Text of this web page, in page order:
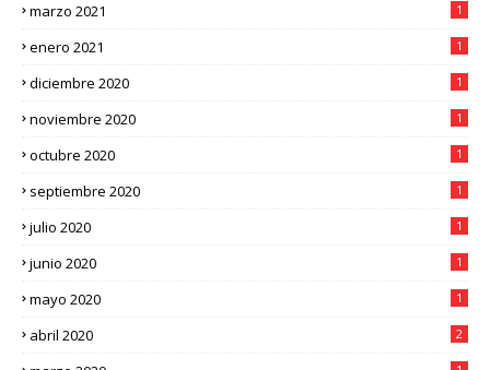
marzo 2021 1
enero 2021 1
diciembre 2020 1
noviembre 2020 1
octubre 2020 1
septiembre 2020 1
julio 2020 1
junio 2020 1
mayo 2020 1
abril 2020 2